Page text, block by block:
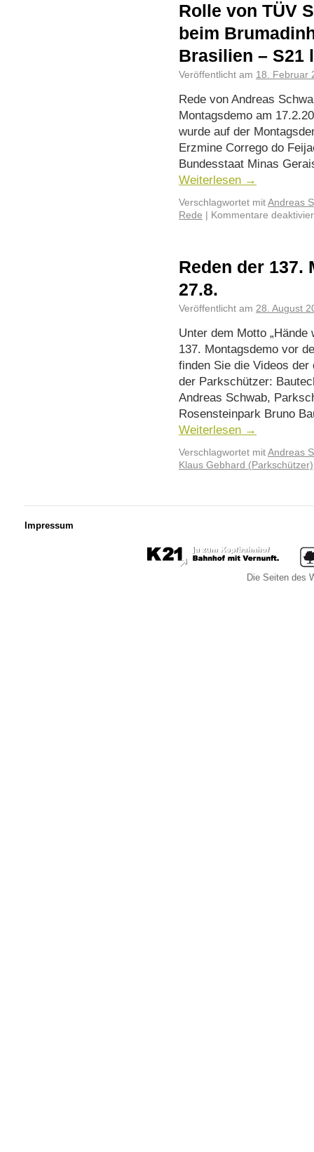
Rolle von TÜV
beim
Brasilien – S21
Veröffentlicht am 18. Februar
Rede von Andreas
Montagsdemo am
wurde auf der
Erzmine Corrego do
Bundesstaat Minas
Weiterlesen →
Verschlagwortet mit Andreas
Rede
Kommentare
Reden der 137.
27.8.
Veröffentlicht am 28. August
Unter dem Motto
137. Montagsdemo vor
finden Sie die Videos
der Parkschützer:
Andreas Schwab,
Rosensteinpark Bruno
Weiterlesen →
Verschlagwortet mit Andreas
Klaus Gebhard (Parkschützer)
Impressum
Die Seiten des